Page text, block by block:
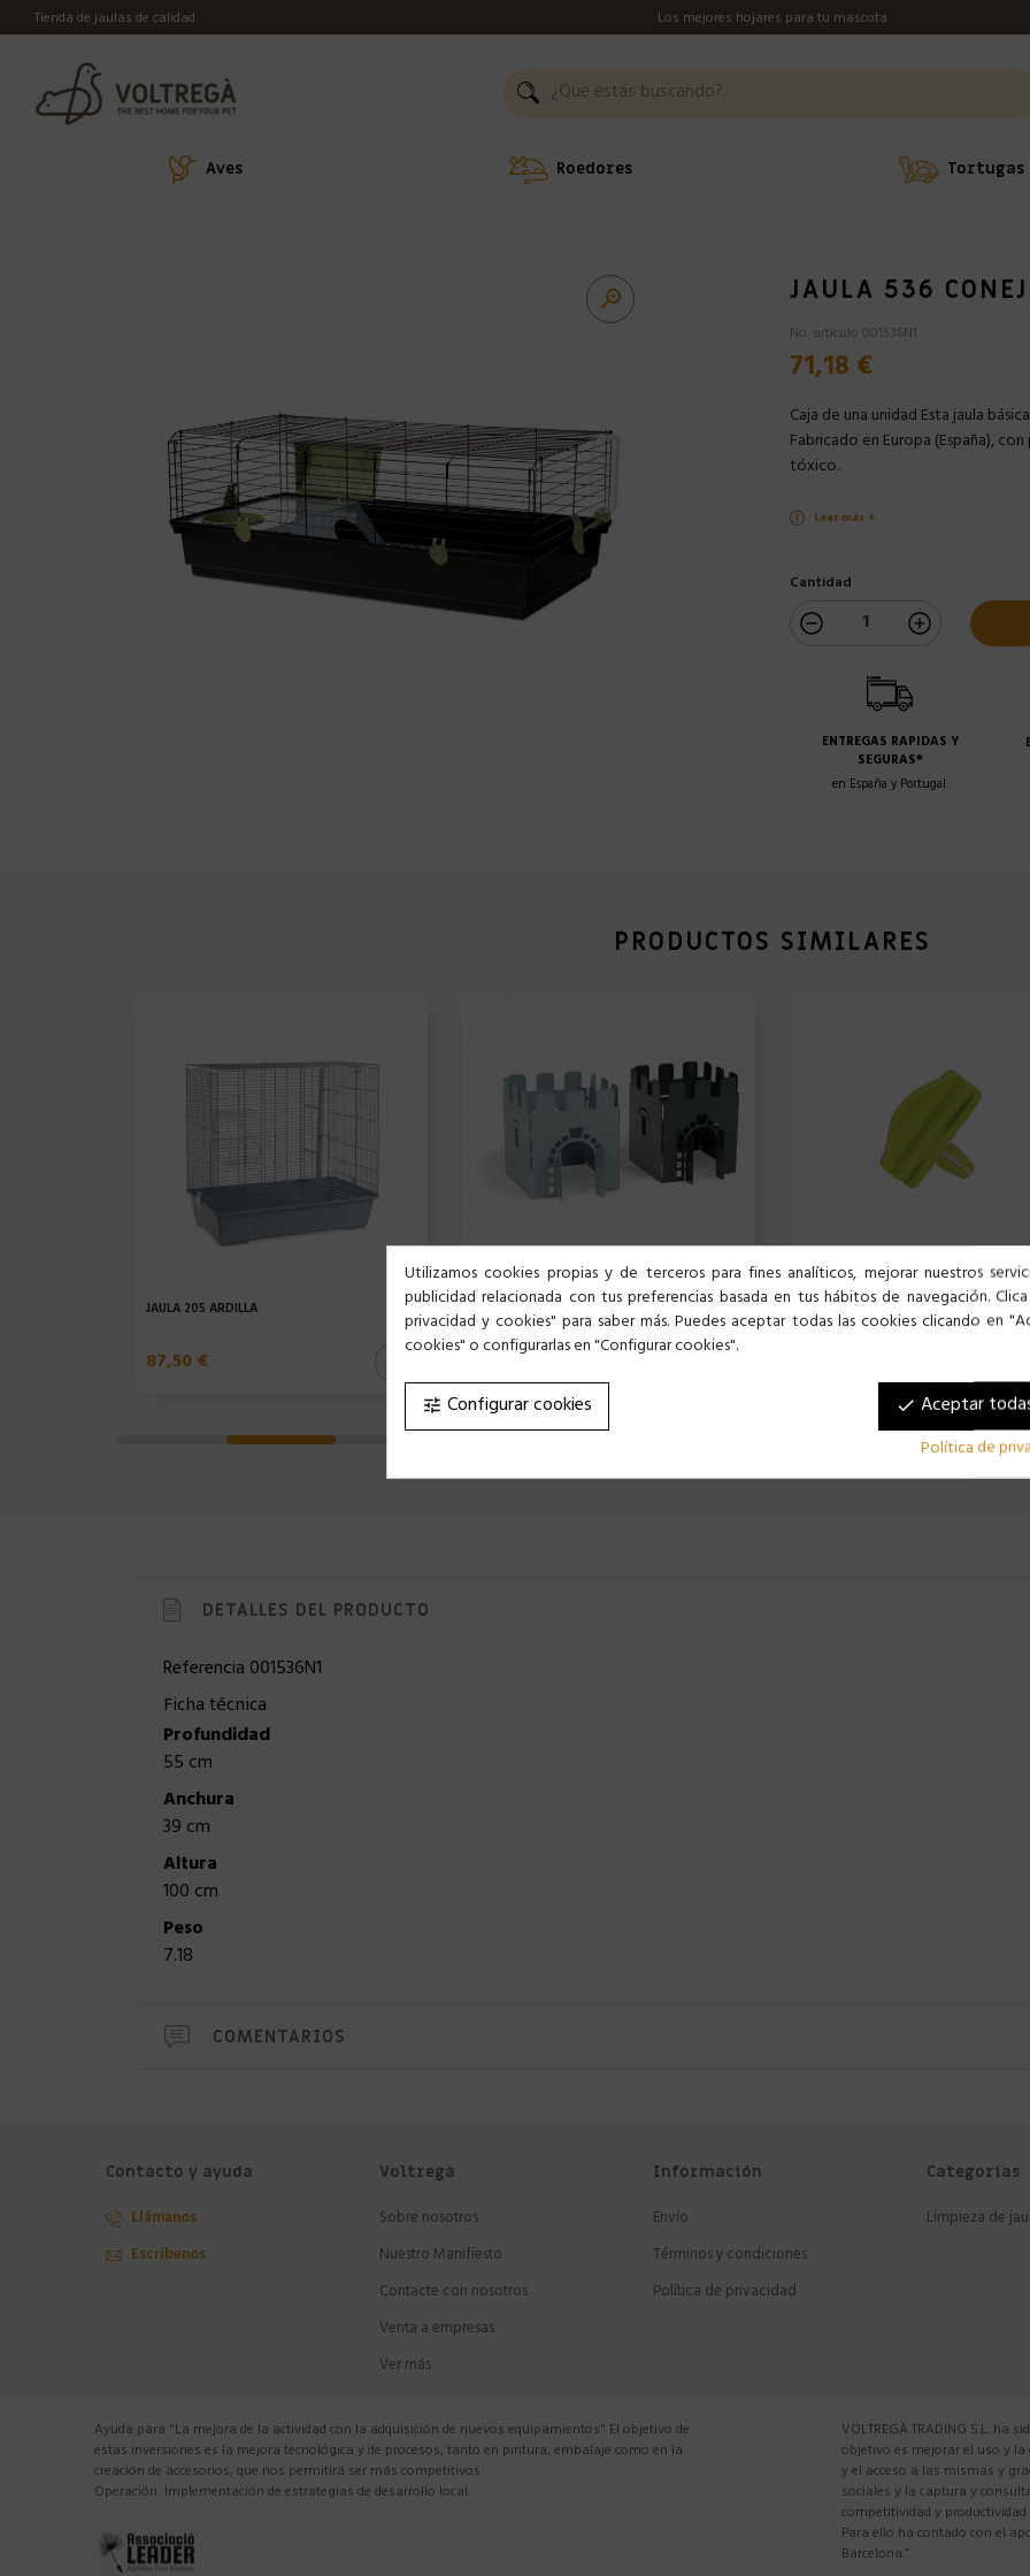
Tienda de jaulas de calidad Los mejores hojares para tu mascota
Aves Roedores Tortugas
 JAULA 536
No. artículo 001536N1
71,18 €
Caja de una unidad Esta jaula
Fabricado en Europa (España),
tóxico.
Leer más +
Cantidad
ENTREGAS RAPIDAS Y
SEGURAS*
en España y Portugal.
PRODUCTOS SIMILARES
JAULA 205 ARDILLA
87,50 €
CASTILLO HÁMSTER - SURTIDO DE COLOR
9,99 €
DETALLES DEL PRODUCTO
Referencia 001536N1
Ficha técnica
Profundidad
55 cm
Anchura
39 cm
Altura
100 cm
Peso
7.18
COMENTARIOS
Contacto y ayuda
Llámanos
Escríbenos
Voltregà
Sobre nosotros
Nuestro Manifiesto
Contacte con nosotros
Venta a empresas
Ver más
Información
Envío
Términos y condiciones
Política de privacidad
Categorías
Limpieza de
Ayuda para "La mejora de la actividad con la adquisición de nuevos equipamientos" El objetivo de
estas inversiones es la mejora tecnológica y de procesos, tanto en pintura, embalaje como en la
creación de accesorios, que nos permitirá ser más competitivos.
Operación: Implementación de estrategias de desarrollo local.
VOLTREGÀ TRADING S.L. ha
objetivo es mejorar el uso y
y el acceso a las mismas y
sociales y la captura y
competitividad y productividad
Para ello ha contado con el
Barcelona.”
Utilizamos cookies propias y de terceros para fines analíticos, mejorar nuestros
publicidad relacionada con tus preferencias basada en tus hábitos de navegación.
privacidad y cookies" para saber más. Puedes aceptar todas las cookies clicando en
cookies" o configurarlas en "Configurar cookies".
done Aceptar
tune Configurar cookies
Política de